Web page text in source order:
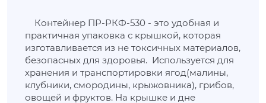
Контейнер ПР-РКФ-530 - это удобная и
практичная упаковка с крышкой, которая
изготавливается из не токсичных материалов,
безопасных для здоровья. Используется для
хранения и транспортировки ягод(малины,
клубники, смородины, крыжовника), грибов,
овощей и фруктов. На крышке и дне